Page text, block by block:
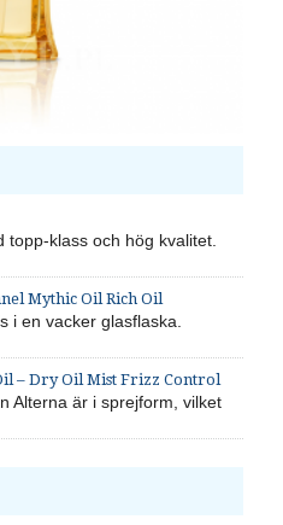
topp-klass och hög kvalitet.
Mythic Oil Rich Oil
i en vacker glasflaska.
– Dry Oil Mist Frizz Control
Alterna är i sprejform, vilket